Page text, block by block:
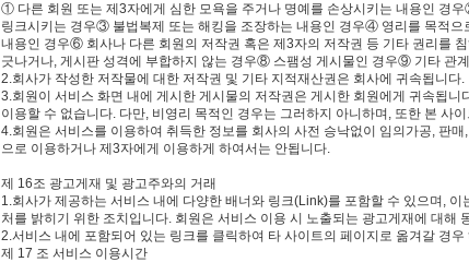
① 다른 회원 또는 제3자에게 심한 모욕을 주거나 명예를 손상시키는 내용인 경
링크시키는 경우③ 불법복제 또는 해킹을 조장하는 내용인 경우④ 영리를 목적
내용인 경우⑥ 회사나 다른 회원의 저작권 혹은 제3자의 저작권 등 기타 권리를
긋나거나, 게시판 성격에 부합하지 않는 경우⑧ 스팸성 게시물인 경우⑨ 기타 관
2.회사가 작성한 저작물에 대한 저작권 및 기타 지적재산권은 회사에 귀속됩니다.
3.회원이 서비스 화면 내에 게시한 게시물의 저작권은 게시한 회원에게 귀속됩
이용할 수 없습니다. 다만, 비영리 목적인 경우는 그러하지 아니하며, 또한 본 사
4.회원은 서비스를 이용하여 취득한 정보를 회사의 사전 승낙없이 임의가공, 판
으로 이용하거나 제3자에게 이용하게 하여서는 안됩니다.
제 16조 광고게재 및 광고주와의 거래
1.회사가 제공하는 서비스 내에 다양한 배너와 링크(Link)를 포함할 수 있으며,
처를 밝히기 위한 조치입니다. 회원은 서비스 이용 시 노출되는 광고게재에 대해
2.서비스 내에 포함되어 있는 링크를 클릭하여 타 사이트의 페이지로 옮겨갈 경
제 17 조 서비스 이용시간